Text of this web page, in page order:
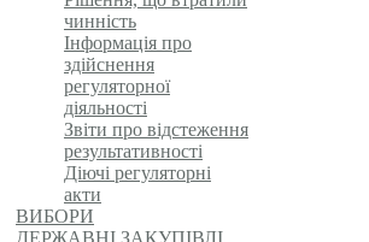
чинність
Інформація про
здійснення
регуляторної
діяльності
Звіти про відстеження
результативності
Діючі регуляторні
акти
ВИБОРИ